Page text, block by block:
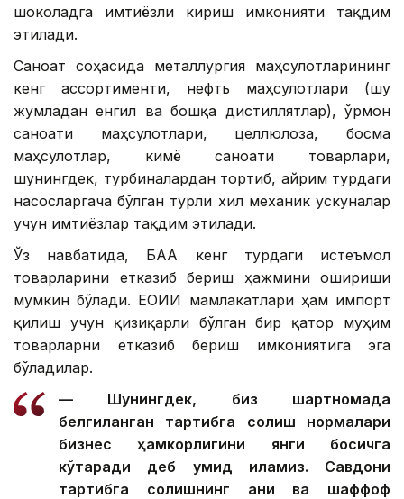
шоколадга имтиёзли кириш имконияти тақдим
этилади.
Саноат соҳасида металлургия маҳсулотларининг
кенг ассортименти, нефть маҳсулотлари (шу
жумладан енгил ва бошқа дистиллятлар), ўрмон
саноати маҳсулотлари, целлюлоза, босма
маҳсулотлар, кимё саноати товарлари,
шунингдек, турбиналардан тортиб, айрим турдаги
насосларгача бўлган турли хил механик ускуналар
учун имтиёзлар тақдим этилади.
Ўз навбатида, БАА кенг турдаги истеъмол
товарларини етказиб бериш ҳажмини ошириши
мумкин бўлади. ЕОИИ мамлакатлари ҳам импорт
қилиш учун қизиқарли бўлган бир қатор муҳим
товарларни етказиб бериш имкониятига эга
бўладилар.
— Шунингдек, биз шартномада
белгиланган тартибга солиш нормалари
бизнес ҳамкорлигини янги босқичга
кўтаради деб умид қиламиз. Савдони
тартибга солишнинг аниқ ва шаффоф